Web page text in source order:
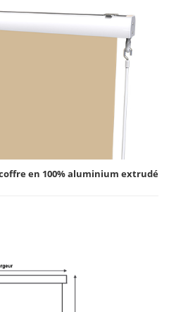
en 100% aluminium extrudé